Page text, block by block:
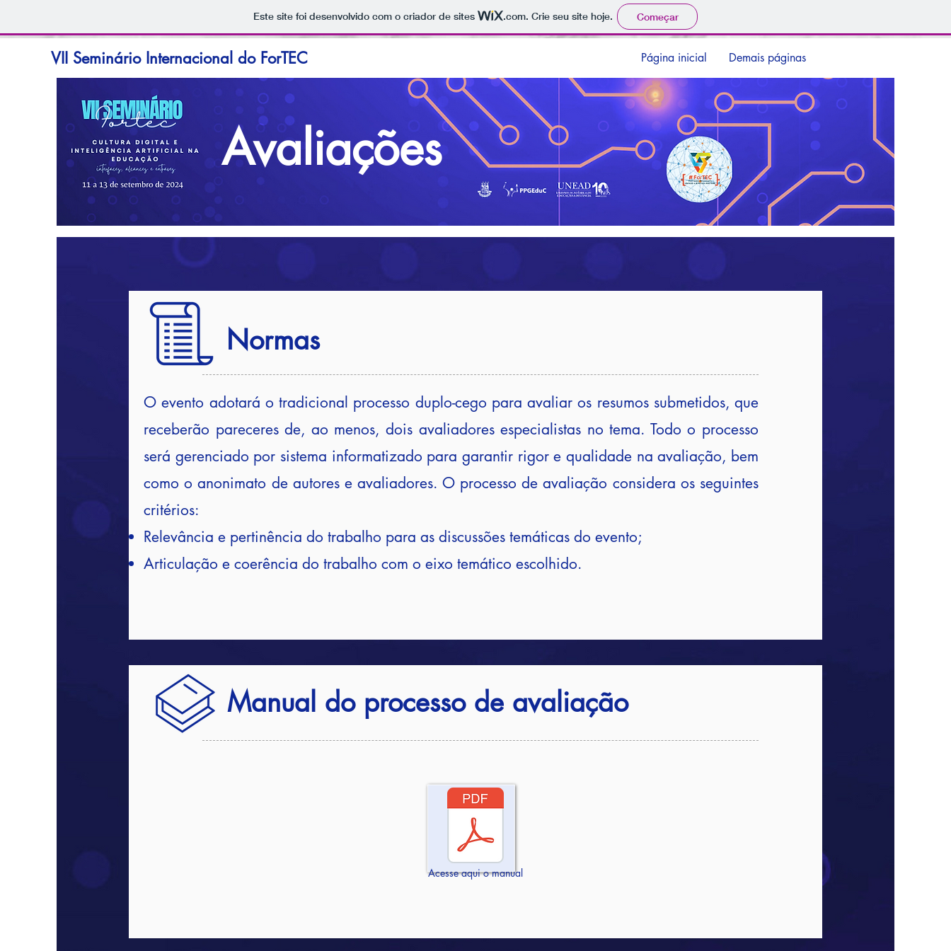
Este site foi desenvolvido com o criador de sites .com. Crie seu site hoje. Começar
VII Seminário Internacional do ForTEC Página inicial Demais páginas
Avaliações
Normas
O evento adotará o tradicional processo duplo-cego para avaliar os resumos submetidos, que
receberão pareceres de, ao menos, dois avaliadores especialistas no tema. Todo o processo
será gerenciado por sistema informatizado para garantir rigor e qualidade na avaliação, bem
como o anonimato de autores e avaliadores. O processo de avaliação considera os seguintes
critérios:
Relevância e pertinência do trabalho para as discussões temáticas do evento;
Articulação e coerência do trabalho com o eixo temático escolhido.
Manual do processo de avaliação
Acesse aqui o manual